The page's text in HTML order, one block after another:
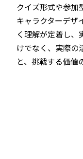
クイズ形式や参加
キャラクターデザ
く理解が定着し、
けでなく、実際の
と、挑戦する価値